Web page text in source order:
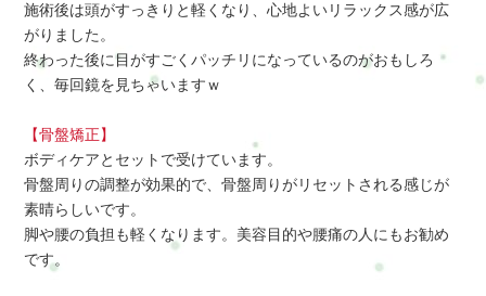
施術後は頭がすっきりと軽くなり、心地よいリラックス感が広
がりました。
終わった後に目がすごくパッチリになっているのがおもしろ
く、毎回鏡を見ちゃいますｗ
【骨盤矯正】
ボディケアとセットで受けています。
骨盤周りの調整が効果的で、骨盤周りがリセットされる感じが
素晴らしいです。
脚や腰の負担も軽くなります。美容目的や腰痛の人にもお勧め
です。